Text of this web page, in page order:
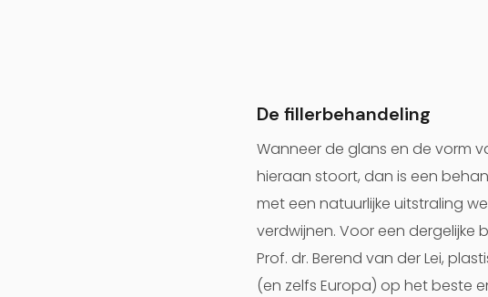
De fillerbehandeling
Wanneer de glans en de vorm
hieraan stoort, dan is een
met een natuurlijke uitstraling
verdwijnen. Voor een dergelijke
Prof. dr. Berend van der Lei,
(en zelfs Europa) op het beste